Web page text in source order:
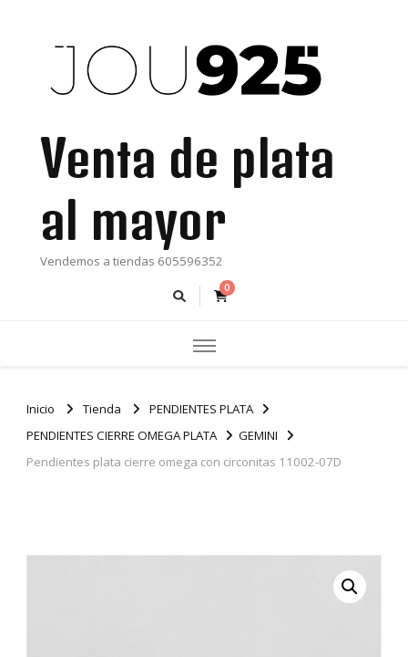
Venta de plata
al mayor
Vendemos a tiendas 605596352
0
Inicio Tienda
PENDIENTES PLATA
PENDIENTES CIERRE OMEGA PLATA
GEMINI
Pendientes plata cierre omega con circonitas 11002-07D